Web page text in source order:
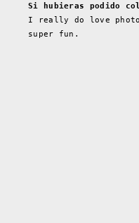
Si hubieras podido
I really do love
super fun.